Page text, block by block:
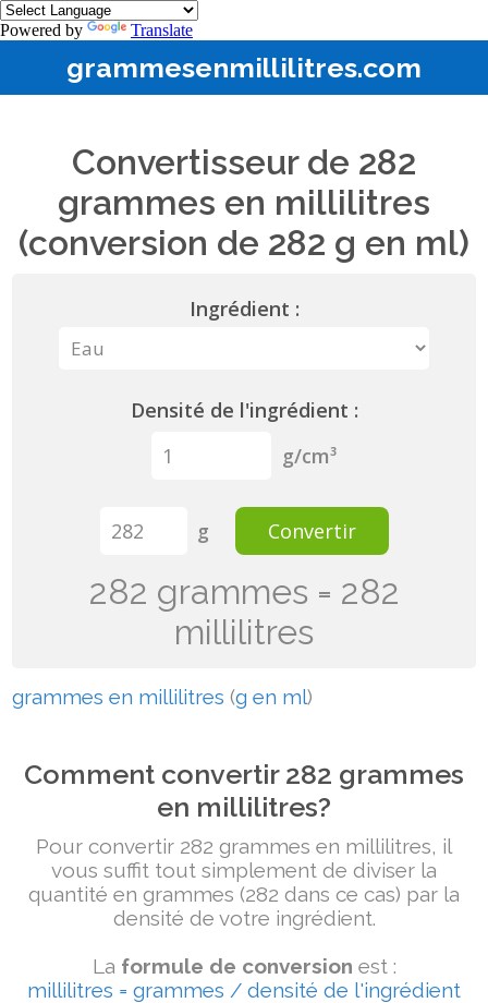
Powered by Translate
grammesenmillilitres.com
Convertisseur de 282
grammes en millilitres
(conversion de 282 g en ml)
Ingrédient :
Densité de l'ingrédient :
g/cm³
g Convertir
282 grammes = 282
millilitres
grammes en millilitres (g en ml)
Comment convertir 282 grammes
en millilitres?
Pour convertir 282 grammes en millilitres, il
vous suffit tout simplement de diviser la
quantité en grammes (282 dans ce cas) par la
densité de votre ingrédient.
La formule de conversion est :
millilitres = grammes / densité de l'ingrédient